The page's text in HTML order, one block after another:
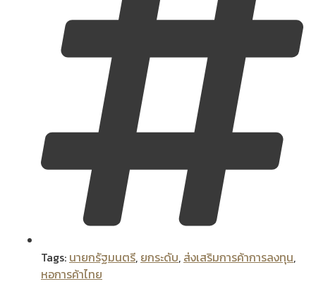
Tags: นายกรัฐมนตรี, ยกระดับ, ส่งเสริมการค้าการลงทุน,
หอการค้าไทย